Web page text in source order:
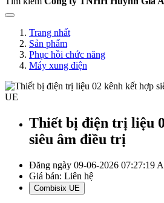
Trang nhất
Sản phẩm
Phục hồi chức năng
Máy xung điện
Thiết bị điện trị liệu
siêu âm điều trị
Đăng ngày 09-06-2026 07:27:19
Giá bán: Liên hệ
Combisix UE